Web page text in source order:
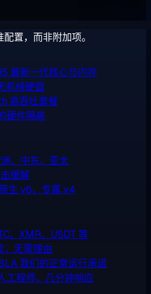
置，而非附加项。
最新一代核心与内存
机械硬盘
高吞吐套餐
硬件隔离
、中东、亚太
缓解
原生 v6，专属 v4
、XMR、USDT 等
，无需理由
我们的正常运行承诺
工程师，几分钟响应